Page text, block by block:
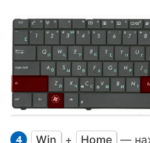
Win + Home —